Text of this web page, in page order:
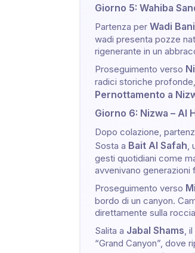
Giorno 5: Wahiba
Partenza per Wadi
wadi presenta pozze
rigenerante in un
Proseguimento verso
radici storiche
Pernottamento a
Giorno 6: Nizwa – Al
Dopo colazione,
Sosta a Bait Al Safah,
gesti quotidiani come
avvenivano generazioni
Proseguimento verso
bordo di un canyon.
direttamente sulla
Salita a Jabal Shams,
“Grand Canyon”, dove